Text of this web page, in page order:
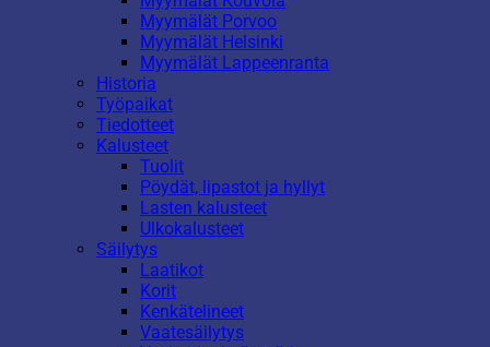
Myymälät Porvoo
Myymälät Helsinki
Myymälät Lappeenranta
Historia
Työpaikat
Tiedotteet
Kalusteet
Tuolit
Pöydät, lipastot ja hyllyt
Lasten kalusteet
Ulkokalusteet
Säilytys
Laatikot
Korit
Kenkätelineet
Vaatesäilytys